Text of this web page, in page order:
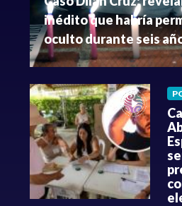
inédito que habría
oculto durante seis